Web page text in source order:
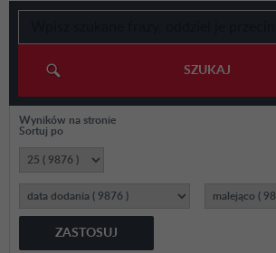
SZUKAJ
Wyników na stronie
Sortuj po
ZASTOSUJ